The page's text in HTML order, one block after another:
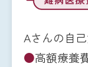
Aさんの自
●高額療養